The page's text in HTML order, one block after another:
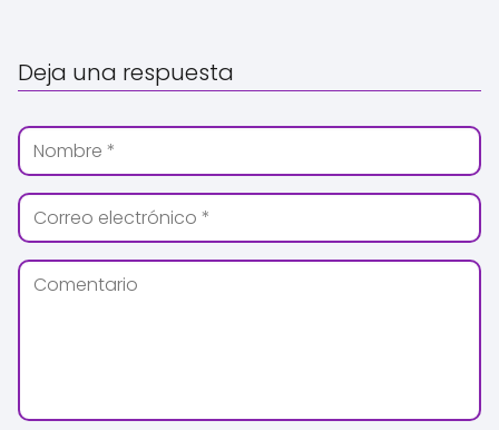
Deja una respuesta